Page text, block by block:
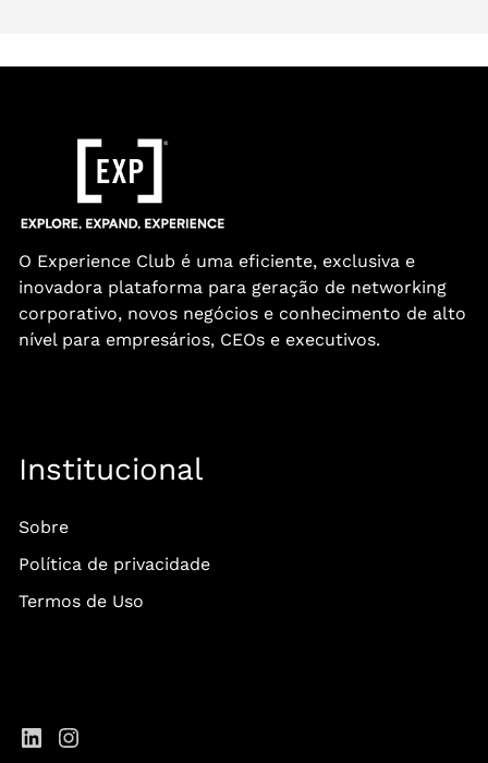
O Experience Club é uma eficiente, exclusiva e
inovadora plataforma para geração de networking
corporativo, novos negócios e conhecimento de alto
nível para empresários, CEOs e executivos.
Institucional
Sobre
Política de privacidade
Termos de Uso